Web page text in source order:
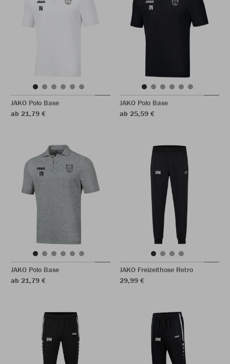
JAKO Polo Base
ab 21,79 €
JAKO Polo Base
ab 25,59 €
JAKO Polo Base
ab 21,79 €
JAKO Freizeithose Retro
29,99 €